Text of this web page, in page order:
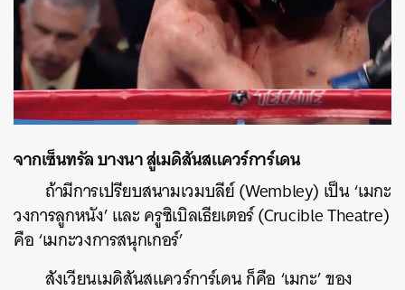
จากเซ็นทรัล บางนา สู่เมดิสันสแควร์การ์เดน
ถ้ามีการเปรียบสนามเวมบลีย์ (Wembley) เป็น ‘เมกะ
วงการลูกหนัง’ และ ครูซิเบิลเธียเตอร์ (Crucible Theatre)
คือ ‘เมกะวงการสนุกเกอร์’
สังเวียนเมดิสันสแควร์การ์เดน ก็คือ ‘เมกะ’ ของ